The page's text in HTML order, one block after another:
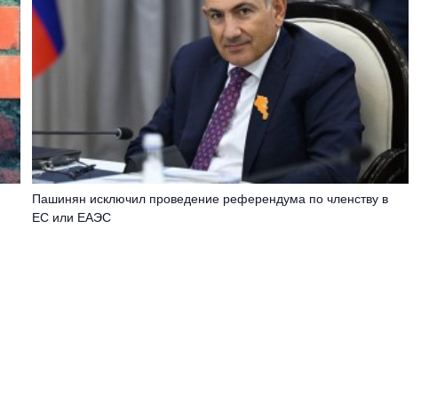
Пашинян исключил проведение референдума по членству в
ЕС или ЕАЭС